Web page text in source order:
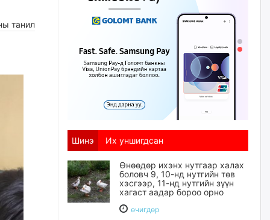
танил
Шинэ Их уншигдсан
Өнөөдөр ихэнх нутгаар халах
боловч 9, 10-нд нутгийн төв
хэсгээр, 11-нд нутгийн зүүн
хагаст аадар бороо орно
өчигдѳр